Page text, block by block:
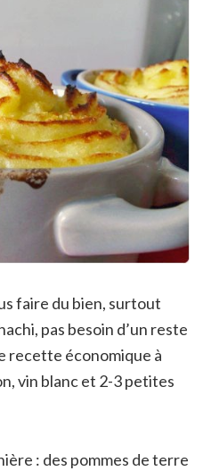
faire du bien, surtout
pas besoin d’un reste
recette économique à
vin blanc et 2-3 petites
: des pommes de terre